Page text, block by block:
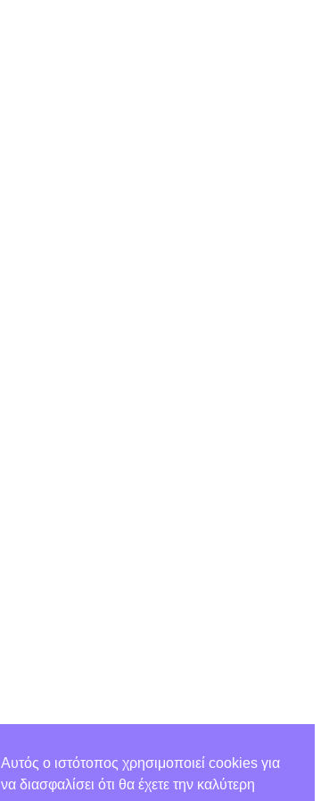
Αυτός ο ιστότοπος χρησιμοποιεί cookies για
να διασφαλίσει ότι θα έχετε την καλύτερη